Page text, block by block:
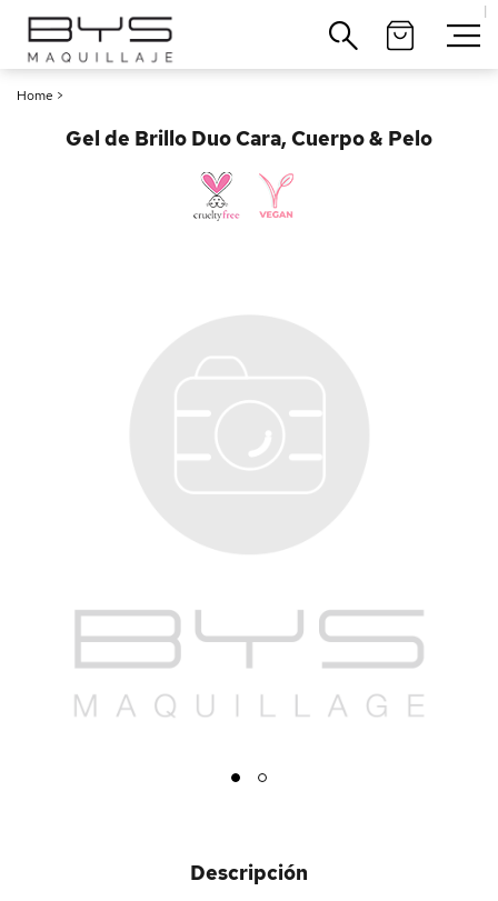
|
Home >
Gel de Brillo Duo Cara, Cuerpo & Pelo
1 2
Descripción
Cerrar